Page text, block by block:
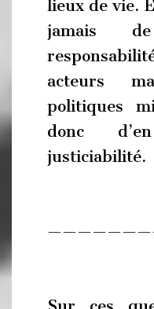
lieux de vie.
jamais
acteurs
politiques
donc
justiciabilité.